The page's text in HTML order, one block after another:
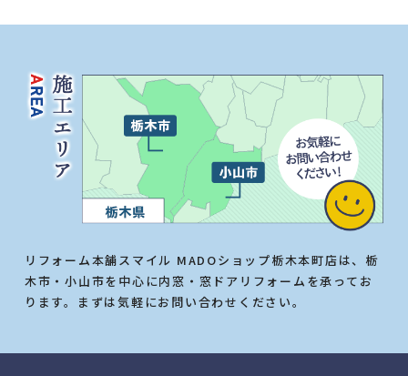
リフォーム本舗スマイル MADOショップ栃木本町店は、栃
木市・小山市を中心に内窓・窓ドアリフォームを承ってお
ります。まずは気軽にお問い合わせください。